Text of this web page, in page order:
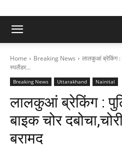
Home Breaking News
लालकुआं ब्रेकिंग :
स्पलैंडर...
Breaking News Uttarakhand Nainital
लालकुआं ब्रेकिंग :
बाइक चोर
बरामद